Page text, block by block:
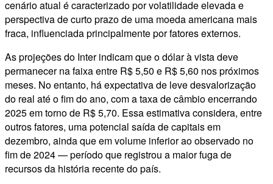
cenário atual é caracterizado por volatilidade elevada e
perspectiva de curto prazo de uma moeda americana mais
fraca, influenciada principalmente por fatores externos.
As projeções do Inter indicam que o dólar à vista deve
permanecer na faixa entre R$ 5,50 e R$ 5,60 nos próximos
meses. No entanto, há expectativa de leve desvalorização
do real até o fim do ano, com a taxa de câmbio encerrando
2025 em torno de R$ 5,70. Essa estimativa considera, entre
outros fatores, uma potencial saída de capitais em
dezembro, ainda que em volume inferior ao observado no
fim de 2024 — período que registrou a maior fuga de
recursos da história recente do país.